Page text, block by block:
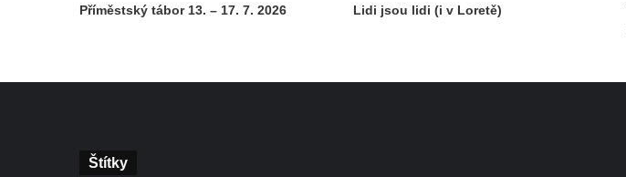
Příměstský tábor 13. – 17. 7. 2026 Lidi jsou lidi (i v Loretě)
Štítky